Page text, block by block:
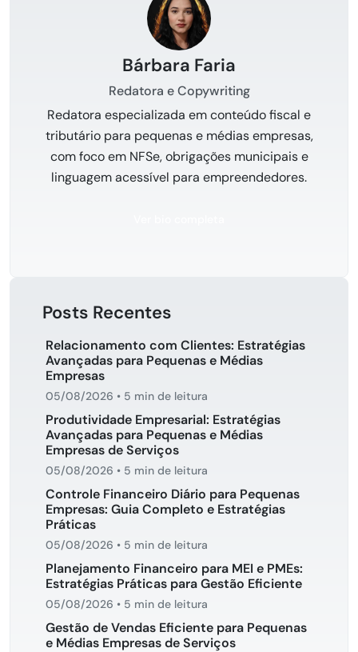
Bárbara Faria
Redatora e Copywriting
Redatora especializada em conteúdo fiscal e
tributário para pequenas e médias empresas,
com foco em NFSe, obrigações municipais e
linguagem acessível para empreendedores.
Posts Recentes
Relacionamento com Clientes: Estratégias
Avançadas para Pequenas e Médias
Empresas
05/08/2026 • 5 min de leitura
Produtividade Empresarial: Estratégias
Avançadas para Pequenas e Médias
Empresas de Serviços
05/08/2026 • 5 min de leitura
Controle Financeiro Diário para Pequenas
Empresas: Guia Completo e Estratégias
Práticas
05/08/2026 • 5 min de leitura
Planejamento Financeiro para MEI e PMEs:
Estratégias Práticas para Gestão Eficiente
05/08/2026 • 5 min de leitura
Gestão de Vendas Eficiente para Pequenas
e Médias Empresas de Serviços